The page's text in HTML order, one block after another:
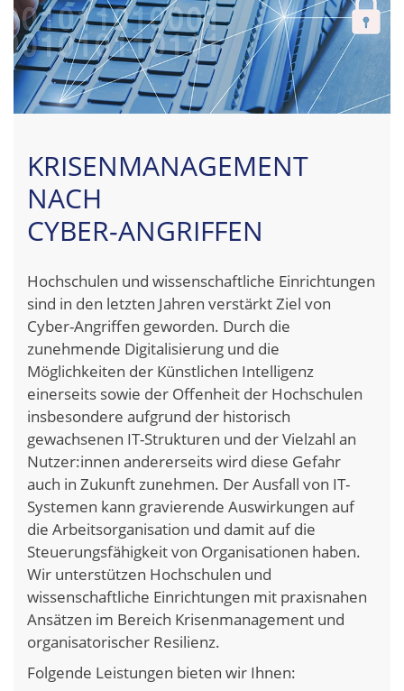
KRISENMANAGEMENT
NACH
CYBER-ANGRIFFEN
Hochschulen und wissenschaftliche Einrichtungen
sind in den letzten Jahren verstärkt Ziel von
Cyber-Angriffen geworden. Durch die
zunehmende Digitalisierung und die
Möglichkeiten der Künstlichen Intelligenz
einerseits sowie der Offenheit der Hochschulen
insbesondere aufgrund der historisch
gewachsenen IT-Strukturen und der Vielzahl an
Nutzer:innen andererseits wird diese Gefahr
auch in Zukunft zunehmen. Der Ausfall von IT-
Systemen kann gravierende Auswirkungen auf
die Arbeitsorganisation und damit auf die
Steuerungsfähigkeit von Organisationen haben.
Wir unterstützen Hochschulen und
wissenschaftliche Einrichtungen mit praxisnahen
Ansätzen im Bereich Krisenmanagement und
organisatorischer Resilienz.
Folgende Leistungen bieten wir Ihnen: